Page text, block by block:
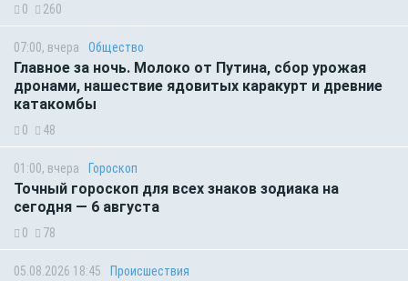
0 260
07:00, вчера Общество
Главное за ночь. Молоко от Путина, сбор урожая
дронами, нашествие ядовитых каракурт и древние
катакомбы
0 48
01:00, вчера Гороскоп
Точный гороскоп для всех знаков зодиака на
сегодня — 6 августа
0 78
05.08.2026 18:45 Происшествия